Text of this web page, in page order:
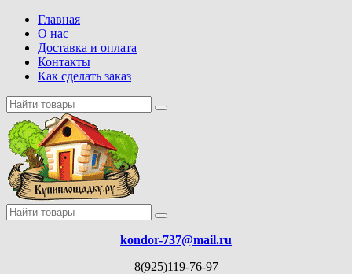
Главная
О нас
Доставка и оплата
Контакты
Как сделать заказ
kondor-737@mail.ru
8(925)119-76-97